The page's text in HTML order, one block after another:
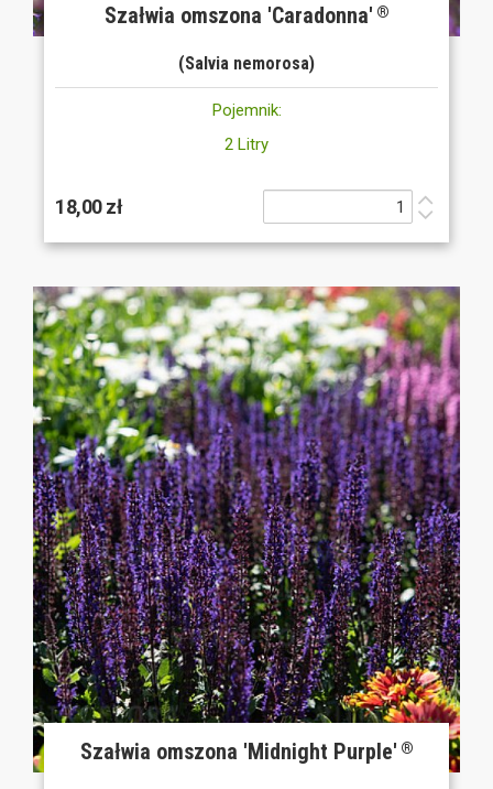
Szałwia omszona 'Caradonna' ®
(Salvia nemorosa)
Pojemnik:
2 Litry
18,00 zł
Szałwia omszona 'Midnight Purple' ®